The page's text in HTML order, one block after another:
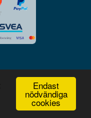
Endast
nödvändiga
cookies